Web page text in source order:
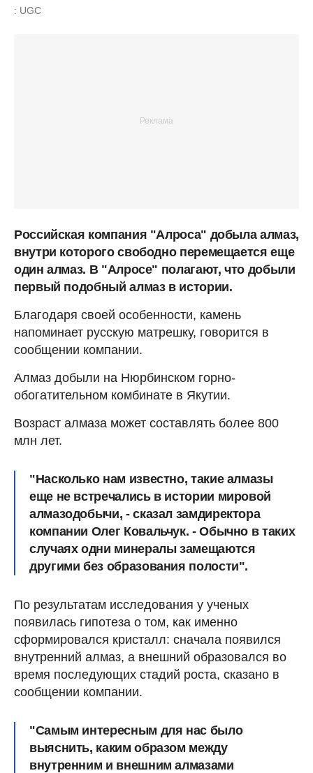
: UGC
Российская компания "Алроса" добыла алмаз,
внутри которого свободно перемещается еще
один алмаз. В "Алросе" полагают, что добыли
первый подобный алмаз в истории.
Благодаря своей особенности, камень
напоминает русскую матрешку, говорится в
сообщении компании.
Алмаз добыли на Нюрбинском горно-
обогатительном комбинате в Якутии.
Возраст алмаза может составлять более 800
млн лет.
"Насколько нам известно, такие алмазы
еще не встречались в истории мировой
алмазодобычи, - сказал замдиректора
компании Олег Ковальчук. - Обычно в таких
случаях одни минералы замещаются
другими без образования полости".
По результатам исследования у ученых
появилась гипотеза о том, как именно
сформировался кристалл: сначала появился
внутренний алмаз, а внешний образовался во
время последующих стадий роста, сказано в
сообщении компании.
"Самым интересным для нас было
выяснить, каким образом между
внутренним и внешним алмазами